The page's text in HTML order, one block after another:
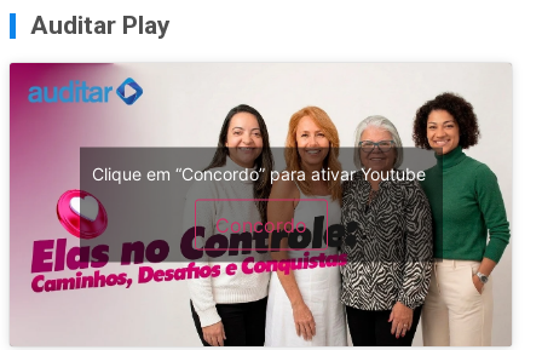
Auditar Play
Clique em “Concordo” para ativar Youtube
Concordo